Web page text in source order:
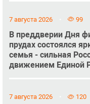
7 августа 2026 99
В преддверии Дня
прудах состоялся
семья - сильная
движением Единой
7 августа 2026 120